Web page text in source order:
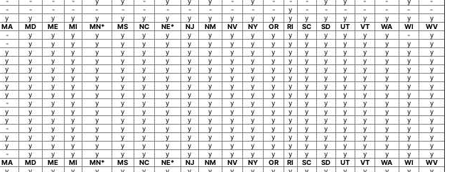
- - - - - - - - - - - - - y - - - - - -
-
y y y y y y y y y y y y y y y y y y y y
y
MA MD ME MI MN* MS NC NE* NJ NM NV NY OR RI SC SD UT VT WA WI
WV
- y y y y y y y y y y y y y y y y y y -
y
- y y y y y y y y y y y y y y y y y y y
y
y y y y y y y y y y y y y y y y y y y y
y
y y y y y y y y y y y y y y y y y y y y
y
y y y y y y y y y y y y y y y y y y y y
y
y y y y y y y y y y y y y y y y y y y y
y
y y y y y y y y y y y y y y y y y y y y
y
y y y y y y y y y y y y y y y y y y y y
y
- y y y y y y y y y y y y y y y y y y y
y
y y y y y y y y y y y y y y y y y y y y
y
y y y y y y y y y y y y y y y y y y y y
y
- y y y y y y y y y y y y y y y y y y y
y
y y y y y y y y y y y y y y y y y y y y
y
y y y y y y y y y y y y y y y y y y y y
y
- y y y y y y y y y y y y y y y y y y y
y
MA MD ME MI MN* MS NC NE* NJ NM NV NY OR RI SC SD UT VT WA WI
WV